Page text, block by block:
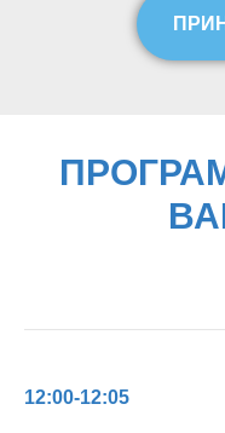
12:00-12:05